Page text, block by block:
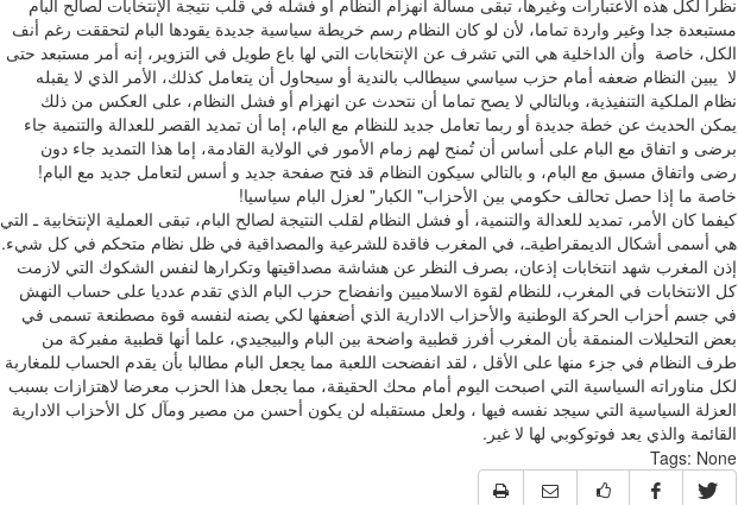
مستبعدة جدا وغير واردة تماما، لأن لو كان النظام رسم خريطة سياسية جديدة يقودها البام لتحققت رغم أنف
الكل، خاصة وأن الداخلية هي التي تشرف عن الإنتخابات التي لها باع طويل في التزوير، إنه أمر مستبعد حتى
لا يبين النظام ضعفه أمام حزب سياسي سيطالب بالندية أو سيحاول أن يتعامل كذلك، الأمر الذي لا يقبله
نظام الملكية التنفيذية، وبالتالي لا يصح تماما أن نتحدث عن انهزام أو فشل النظام، على العكس من ذلك
يمكن الحديث عن خطة جديدة أو ربما تعامل جديد للنظام مع البام، إما أن تمديد القصر للعدالة والتنمية جاء
برضى و اتفاق مع البام على أساس أن تُمنح لهم زمام الأمور في الولاية القادمة، إما هذا التمديد جاء دون
رضى واتفاق مسبق مع البام، و بالتالي سيكون النظام قد فتح صفحة جديد و أسس لتعامل جديد مع البام!
خاصة ما إذا حصل تحالف حكومي بين الأحزاب" الكبار" لعزل البام سياسيا!
كيفما كان الأمر، تمديد للعدالة والتنمية، أو فشل النظام لقلب النتيجة لصالح البام، تبقى العملية الإنتخابية ـ التي
هي أسمى أشكال الديمقراطيةـ، في المغرب فاقدة للشرعية والمصداقية في ظل نظام متحكم في كل شيء.
إذن المغرب شهد انتخابات إذعان، بصرف النظر عن هشاشة مصداقيتها وتكرارها لنفس الشكوك التي لازمت
كل الانتخابات في المغرب، للنظام لقوة الاسلاميين وانفضاح حزب البام الذي تقدم عدديا على حساب النهش
في جسم أحزاب الحركة الوطنية والأحزاب الادارية الذي أضعفها لكي يصنه لنفسه قوة مصطنعة تسمى في
بعض التحليلات المنمقة بأن المغرب أفرز قطبية واضحة بين البام والبيجيدي، علما أنها قطبية مفبركة من
طرف النظام في جزء منها على الأقل ، لقد انفضحت اللعبة مما يجعل البام مطالبا بأن يقدم الحساب للمغاربة
لكل مناوراته السياسية التي اصبحت اليوم أمام محك الحقيقة، مما يجعل هذا الحزب معرضا لاهتزازات بسبب
العزلة السياسية التي سيجد نفسه فيها ، ولعل مستقبله لن يكون أحسن من مصير ومآل كل الأحزاب الادارية
القائمة والذي يعد فوتوكوبي لها لا غير.
Tags: None